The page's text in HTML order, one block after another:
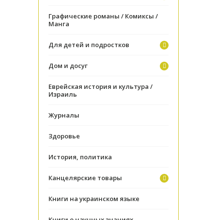
Графические романы / Комиксы /
Манга
Для детей и подростков
Дом и досуг
Еврейская история и культура /
Израиль
Журналы
Здоровье
История, политика
Канцелярские товары
Книги на украинском языке